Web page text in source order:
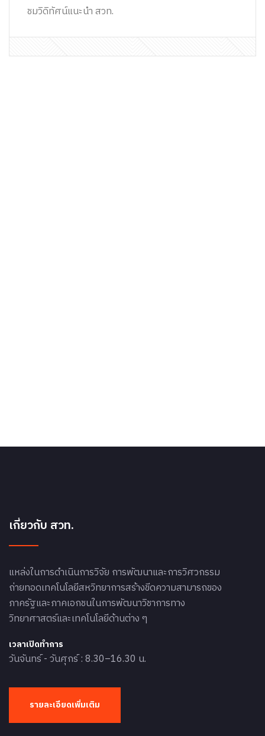
ชมวิดิทัศน์แนะนำ สวท.
เกี่ยวกับ สวท.
แหล่งในการดำเนินการวิจัย การพัฒนาและการวิศวกรรม
ถ่ายทอดเทคโนโลยีสหวิทยาการสร้างขีดความสามารถของ
ภาครัฐและภาคเอกชนในการพัฒนาวิชาการทาง
วิทยาศาสตร์และเทคโนโลยีด้านต่าง ๆ
เวลาเปิดทำการ
วันจันทร์ - วันศุกร์ : 8.30–16.30 น.
รายละเอียดเพิ่มเติม